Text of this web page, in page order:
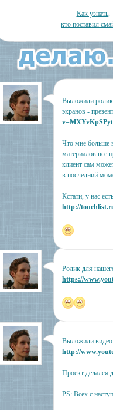
Как узнать,
кто поставил
Выложили
экранов -
Что мне больше
материалов все
клиент сам
в последний
Кстати, у нас
http://
Ролик для
https://
Выложили видео
http://
Проект делался
PS: Всех с